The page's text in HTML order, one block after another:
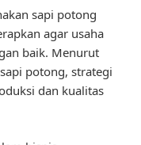
sapi potong
agar usaha
baik. Menurut
potong, strategi
dan kualitas